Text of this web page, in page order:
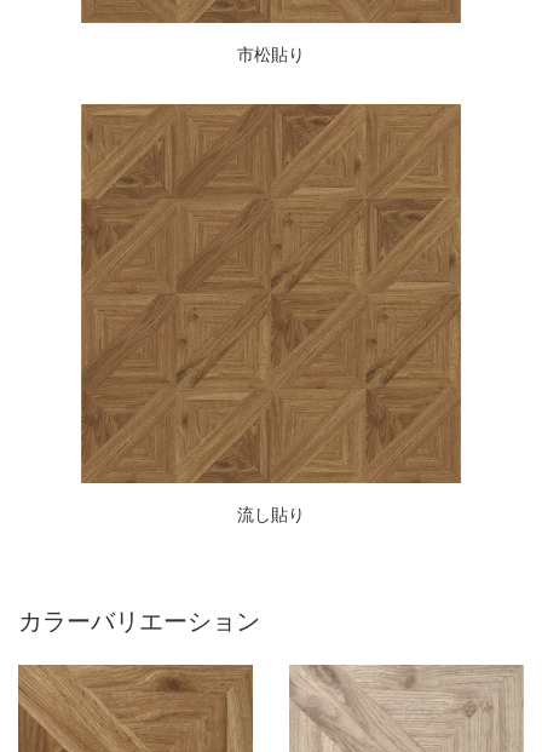
市松貼り
流し貼り
カラーバリエーション